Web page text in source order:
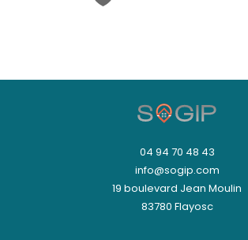
04 94 70 48 43
info@sogip.com
19 boulevard Jean Moulin
83780 Flayosc